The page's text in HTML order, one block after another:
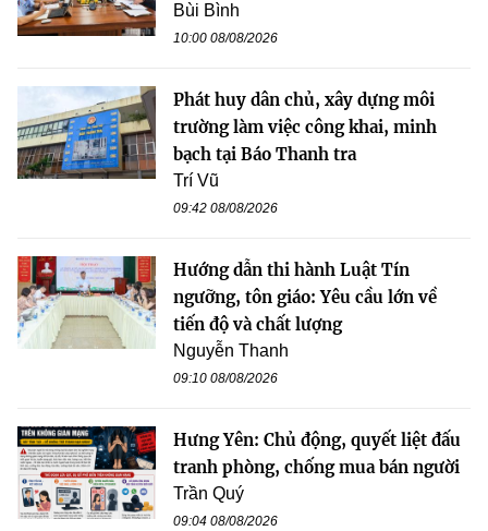
Bùi Bình
10:00 08/08/2026
Phát huy dân chủ, xây dựng môi
trường làm việc công khai, minh
bạch tại Báo Thanh tra
Trí Vũ
09:42 08/08/2026
Hướng dẫn thi hành Luật Tín
ngưỡng, tôn giáo: Yêu cầu lớn về
tiến độ và chất lượng
Nguyễn Thanh
09:10 08/08/2026
Hưng Yên: Chủ động, quyết liệt đấu
tranh phòng, chống mua bán người
Trần Quý
09:04 08/08/2026